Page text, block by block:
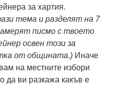
за хартия.
тема и разделят на 7
писмо с твоето
освен този за
от общината.) Иначе
на местните избори
да ви разкажа какъв е